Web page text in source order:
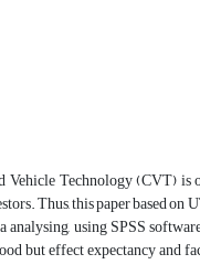
Technology (CVT)
Thus, this paper based on
using SPSS
but effect expectancy and